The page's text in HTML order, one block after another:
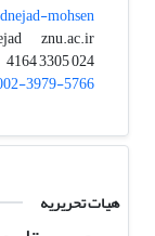
mohsen
ahadnejad
znu.ac.ir
024 3305 4164
3979-5766
هیات تحریریه